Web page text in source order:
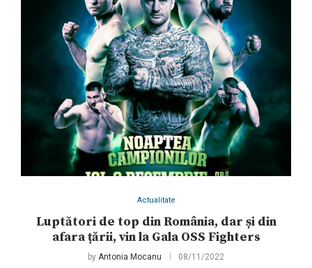
Actualitate
Luptători de top din România, dar și din
afara țării, vin la Gala OSS Fighters
by Antonia Mocanu 08/11/2022